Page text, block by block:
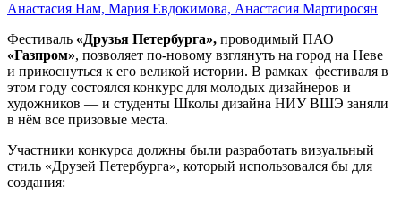
Анастасия Нам, Мария Евдокимова, Анастасия Мартиросян
Фестиваль «Друзья Петербурга», проводимый ПАО
«Газпром», позволяет по-новому взглянуть на город на Неве
и прикоснуться к его великой истории. В рамках фестиваля в
этом году состоялся конкурс для молодых дизайнеров и
художников — и студенты Школы дизайна НИУ ВШЭ заняли
в нём все призовые места.
Участники конкурса должны были разработать визуальный
стиль «Друзей Петербурга», который использовался бы для
создания: